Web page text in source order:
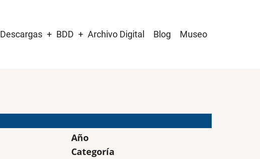
Descargas BDD Archivo Digital Blog Museo
Año
Categoría